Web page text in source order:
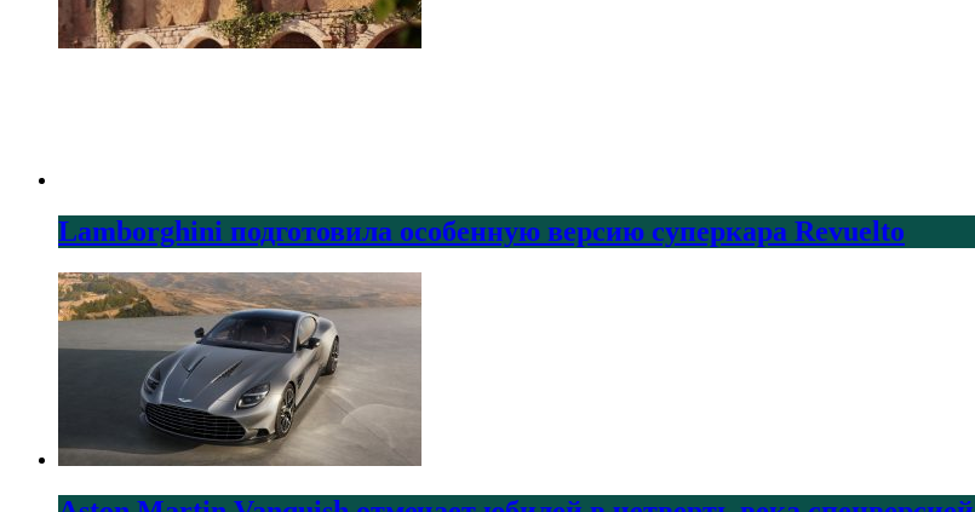
Lamborghini подготовила особенную версию суперкара Revuelto